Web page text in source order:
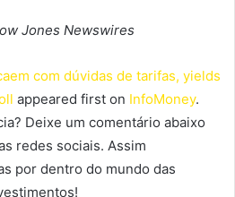
Jones Newswires
com dúvidas de tarifas, yields
appeared first on InfoMoney.
Deixe um comentário abaixo
redes sociais. Assim
por dentro do mundo das